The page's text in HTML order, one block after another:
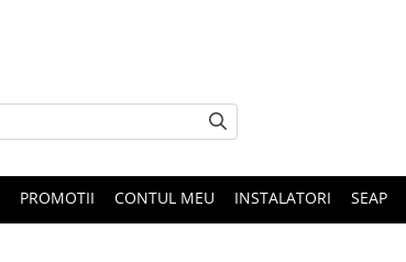
PROMOTII CONTUL MEU INSTALATORI SEAP